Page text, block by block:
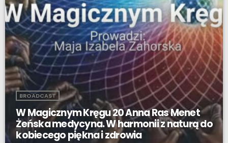
BROADCAST
W Magicznym Kręgu 20 Anna Ras Menet
Żeńska medycyna. W harmonii z naturą do
kobiecego piękna i zdrowia